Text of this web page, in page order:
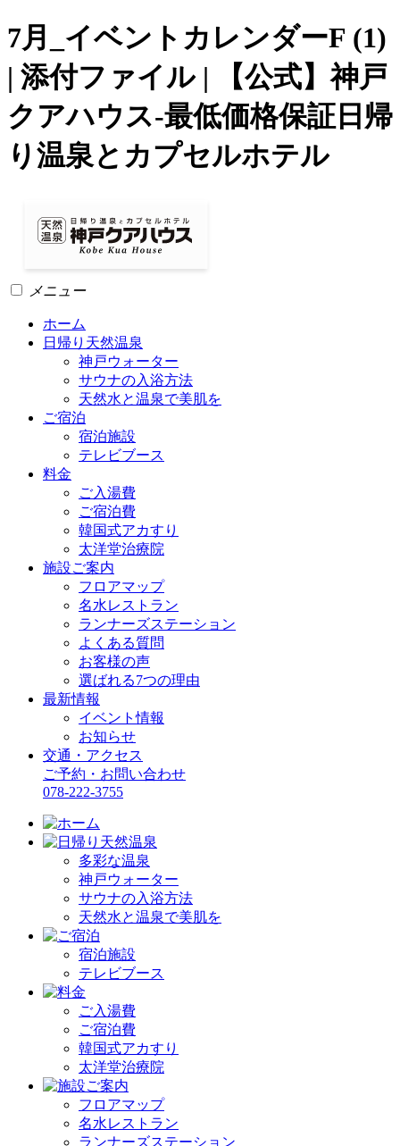
7月_イベントカレンダーF (1)
| 添付ファイル | 【公式】神戸
クアハウス-最低価格保証日帰
り温泉とカプセルホテル
メニュー
ホーム
日帰り天然温泉
神戸ウォーター
サウナの入浴方法
天然水と温泉で美肌を
ご宿泊
宿泊施設
テレビブース
料金
ご入湯費
ご宿泊費
韓国式アカすり
太洋堂治療院
施設ご案内
フロアマップ
名水レストラン
ランナーズステーション
よくある質問
お客様の声
選ばれる7つの理由
最新情報
イベント情報
お知らせ
交通・アクセス
ご予約・お問い合わせ
078-222-3755
多彩な温泉
神戸ウォーター
サウナの入浴方法
天然水と温泉で美肌を
宿泊施設
テレビブース
ご入湯費
ご宿泊費
韓国式アカすり
太洋堂治療院
フロアマップ
名水レストラン
ランナーズステーション